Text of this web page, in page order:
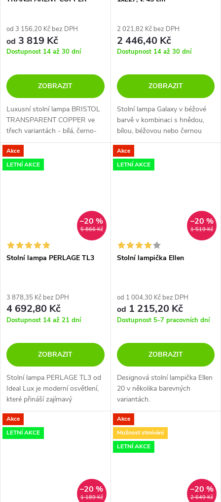
od 3 156,20 Kč bez DPH
od 3 819 Kč
Dostupnost 14 až 30 dní
ZOBRAZIT
Luxusní stolní lampa BRISTOL
TRANSPARENT COPPER ve
třech variantách - bílá, černo-
bílá a černo-zlatá.
2 021,82 Kč bez DPH
2 446,40 Kč
Dostupnost 14 až 30 dní
ZOBRAZIT
Stolní lampa Galaxy v béžové
barvě v kombinaci s hnědou,
bílou, béžovou nebo černou
barvou. Trojnožka lampy k
dispozici v černé, bílé barvě
nebo přirozené dřevo.
Akce
LETNÍ AKCE
5 866 Kč
–20 %
Stolní lampa PERLAGE TL3
3 878,35 Kč bez DPH
4 692,80 Kč
Dostupnost 14 až 21 dní
ZOBRAZIT
Stolní lampa PERLAGE TL3 od
Ideal Lux je moderní osvětlení,
které přináší zajímavý
designový prvek do vašeho
interiéru. Tato lampa je
vyrobena z kovu a má kovové
Akce
LETNÍ AKCE
1 519 Kč
–20 %
Stolní lampička Ellen
od 1 004,30 Kč bez DPH
od 1 215,20 Kč
Dostupnost 5-7 pracovních dní
ZOBRAZIT
Designová stolní lampička Ellen
20 v několika barevných
variantách.
Akce
LETNÍ AKCE
1 189 Kč
–20 %
Akce
Možnost stmívání
LETNÍ AKCE
2 649 Kč
–20 %